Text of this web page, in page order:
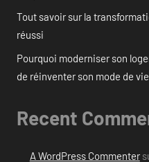
Tout savoir sur la
réussi
Pourquoi moderniser son
de réinventer son mode de
Recent
A WordPress Commenter